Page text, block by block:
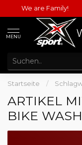
We are Family!
MENU
Startseite /
ARTIKEL
BIKE WASH